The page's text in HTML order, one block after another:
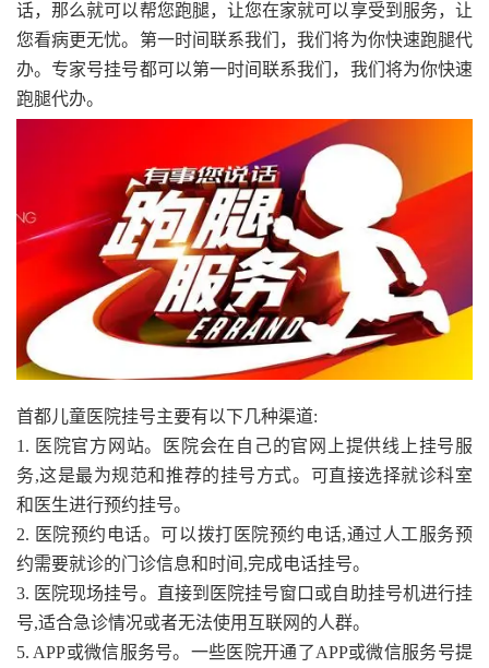
话，那么就可以帮您跑腿，让您在家就可以享受到服务，让
您看病更无忧。 第一时间联系我们，我们将为你快速跑腿代
办。 专家号挂号都可以第一时间联系我们，我们将为你快速
跑腿代办。
首都儿童医院挂号主要有以下几种渠道:
1. 医院官方网站。医院会在自己的官网上提供线上挂号服
务,这是最为规范和推荐的挂号方式。可直接选择就诊科室
和医生进行预约挂号。
2. 医院预约电话。可以拨打医院预约电话,通过人工服务预
约需要就诊的门诊信息和时间,完成电话挂号。
3. 医院现场挂号。直接到医院挂号窗口或自助挂号机进行挂
号,适合急诊情况或者无法使用互联网的人群。
5. APP或微信服务号。一些医院开通了APP或微信服务号提